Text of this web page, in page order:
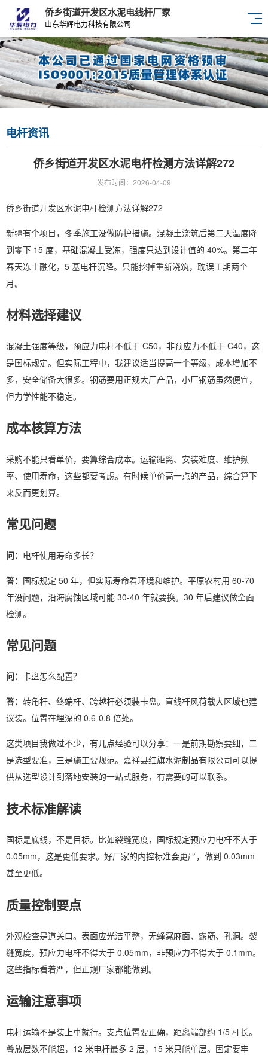
侨乡街道开发区水泥电线杆厂家
山东华辉电力科技有限公司
电杆资讯
侨乡街道开发区水泥电杆检测方法详解272
发布时间：2026-04-09
侨乡街道开发区水泥电杆检测方法详解272
新疆有个项目，冬季施工没做防护措施。混凝土浇筑后第二天温度降
到零下 15 度，基础混凝土受冻，强度只达到设计值的 40%。第二年
春天冻土融化，5 基电杆沉降。只能挖掉重新浇筑，耽误工期两个
月。
材料选择建议
混凝土强度等级，预应力电杆不低于 C50，非预应力不低于 C40，这
是国标规定。但实际工程中，我建议适当提高一个等级，成本增加不
多，安全储备大很多。钢筋要用正规大厂产品，小厂钢筋虽然便宜，
但力学性能不稳定。
成本核算方法
采购不能只看单价，要算综合成本。运输距离、安装难度、维护频
率、使用寿命，这些都要考虑。有时候单价高一点的产品，综合算下
来反而更划算。
常见问题
问： 电杆使用寿命多长？
答： 国标规定 50 年，但实际寿命看环境和维护。平原农村用 60-70
年没问题，沿海腐蚀区域可能 30-40 年就要换。30 年后建议做全面
检测。
常见问题
问： 卡盘怎么配置？
答： 转角杆、终端杆、跨越杆必须装卡盘。直线杆风荷载大区域也建
议装。位置在埋深的 0.6-0.8 倍处。
这类项目我做过不少，有几点经验可以分享：一是前期勘察要细，二
是选型要准，三是施工要规范。嘉祥县红旗水泥制品有限公司可以提
供从选型设计到落地安装的一站式服务，有需要的可以联系。
技术标准解读
国标是底线，不是目标。比如裂缝宽度，国标规定预应力电杆不大于
0.05mm，这是更低要求。好厂家的内控标准会更严，做到 0.03mm
甚至更低。
质量控制要点
外观检查是道关口。表面应光洁平整，无蜂窝麻面、露筋、孔洞。裂
缝宽度，预应力电杆不得大于 0.05mm，非预应力不得大于 0.1mm。
这些指标看着严，但正规厂家都能做到。
运输注意事项
电杆运输不是装上車就行。支点位置要正确，距离端部约 1/5 杆长。
叠放层数不能超，12 米电杆最多 2 层，15 米只能单层。固定要牢